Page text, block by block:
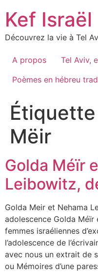
content
Kef Israël
Découvrez la vie à Tel
A propos
Tel Aviv,
Poèmes en hébreu
Mëir
Golda Méïr
Leibowitz,
Golda Meir et Nehama
adolescence Golda
femmes israéliennes
l’adolescence de
avec nous un extrait de
ou Mémoires d’une